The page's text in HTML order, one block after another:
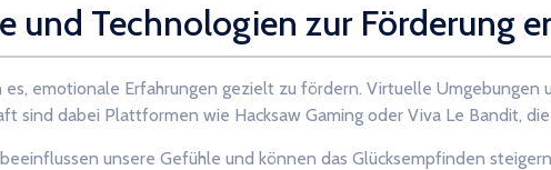
und Technologien zur Förderung
emotionale Erfahrungen gezielt zu fördern. Virtuelle
sind dabei Plattformen wie Hacksaw Gaming oder Viva Le Bandit,
unsere Gefühle und können das Glücksempfinden